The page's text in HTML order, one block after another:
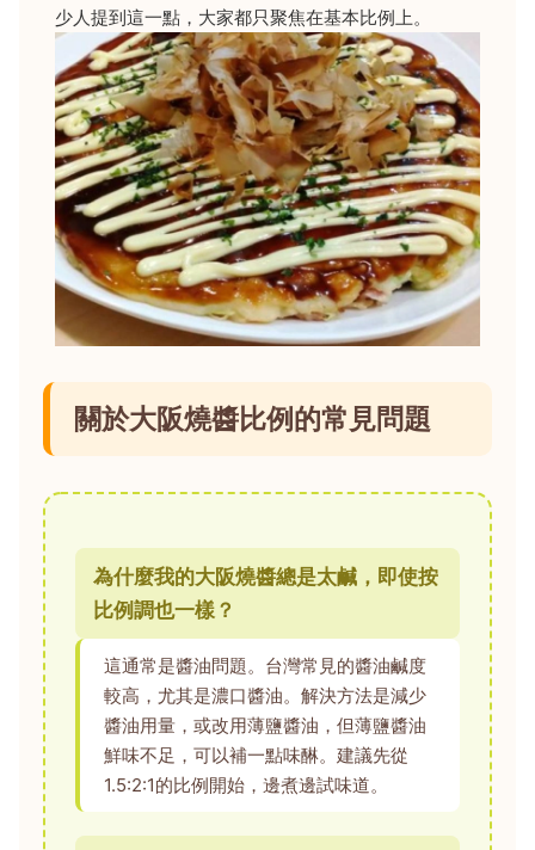
少人提到這一點，大家都只聚焦在基本比例上。
關於大阪燒醬比例的常見問題
為什麼我的大阪燒醬總是太鹹，即使按
比例調也一樣？
這通常是醬油問題。台灣常見的醬油鹹度
較高，尤其是濃口醬油。解決方法是減少
醬油用量，或改用薄鹽醬油，但薄鹽醬油
鮮味不足，可以補一點味醂。建議先從
1.5:2:1的比例開始，邊煮邊試味道。